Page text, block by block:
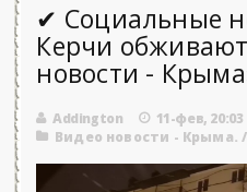
✔ Социальные
Керчи
новости -
Addington 11-фев, 20:03
Видео новости - Крыма./